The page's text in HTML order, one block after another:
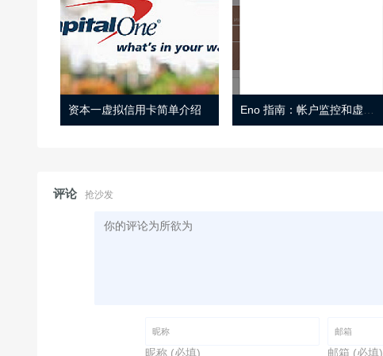
资本一虚拟信用卡简单介绍
评论 抢沙发
昵称 (必填) 邮箱 (必填)